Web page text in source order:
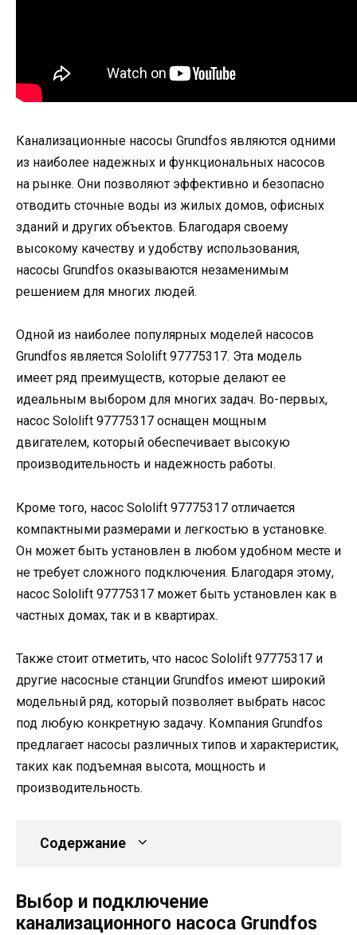
Канализационные насосы Grundfos являются одними
из наиболее надежных и функциональных насосов
на рынке. Они позволяют эффективно и безопасно
отводить сточные воды из жилых домов, офисных
зданий и других объектов. Благодаря своему
высокому качеству и удобству использования,
насосы Grundfos оказываются незаменимым
решением для многих людей.
Одной из наиболее популярных моделей насосов
Grundfos является Sololift 97775317. Эта модель
имеет ряд преимуществ, которые делают ее
идеальным выбором для многих задач. Во-первых,
насос Sololift 97775317 оснащен мощным
двигателем, который обеспечивает высокую
производительность и надежность работы.
Кроме того, насос Sololift 97775317 отличается
компактными размерами и легкостью в установке.
Он может быть установлен в любом удобном месте и
не требует сложного подключения. Благодаря этому,
насос Sololift 97775317 может быть установлен как в
частных домах, так и в квартирах.
Также стоит отметить, что насос Sololift 97775317 и
другие насосные станции Grundfos имеют широкий
модельный ряд, который позволяет выбрать насос
под любую конкретную задачу. Компания Grundfos
предлагает насосы различных типов и характеристик,
таких как подъемная высота, мощность и
производительность.
Содержание
Выбор и подключение
канализационного насоса Grundfos